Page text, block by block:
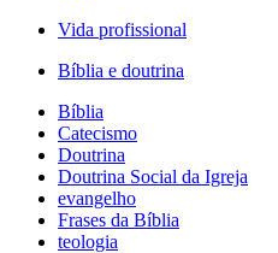
Vida profissional
Bíblia e doutrina
Bíblia
Catecismo
Doutrina
Doutrina Social da Igreja
evangelho
Frases da Bíblia
teologia